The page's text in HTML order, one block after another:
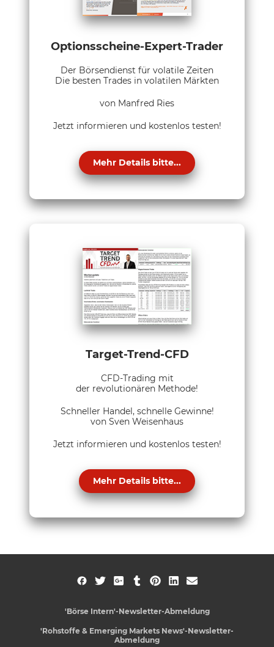
Optionsscheine-Expert-Trader
Der Börsendienst für volatile Zeiten
Die besten Trades in volatilen Märkten
von Manfred Ries
Jetzt informieren und kostenlos testen!
Mehr Details bitte...
Target-Trend-CFD
CFD-Trading mit
der revolutionären Methode!
Schneller Handel, schnelle Gewinne!
von Sven Weisenhaus
Jetzt informieren und kostenlos testen!
Mehr Details bitte...
'Börse Intern'-Newsletter-Abmeldung
'Rohstoffe & Emerging Markets News'-Newsletter-
Abmeldung